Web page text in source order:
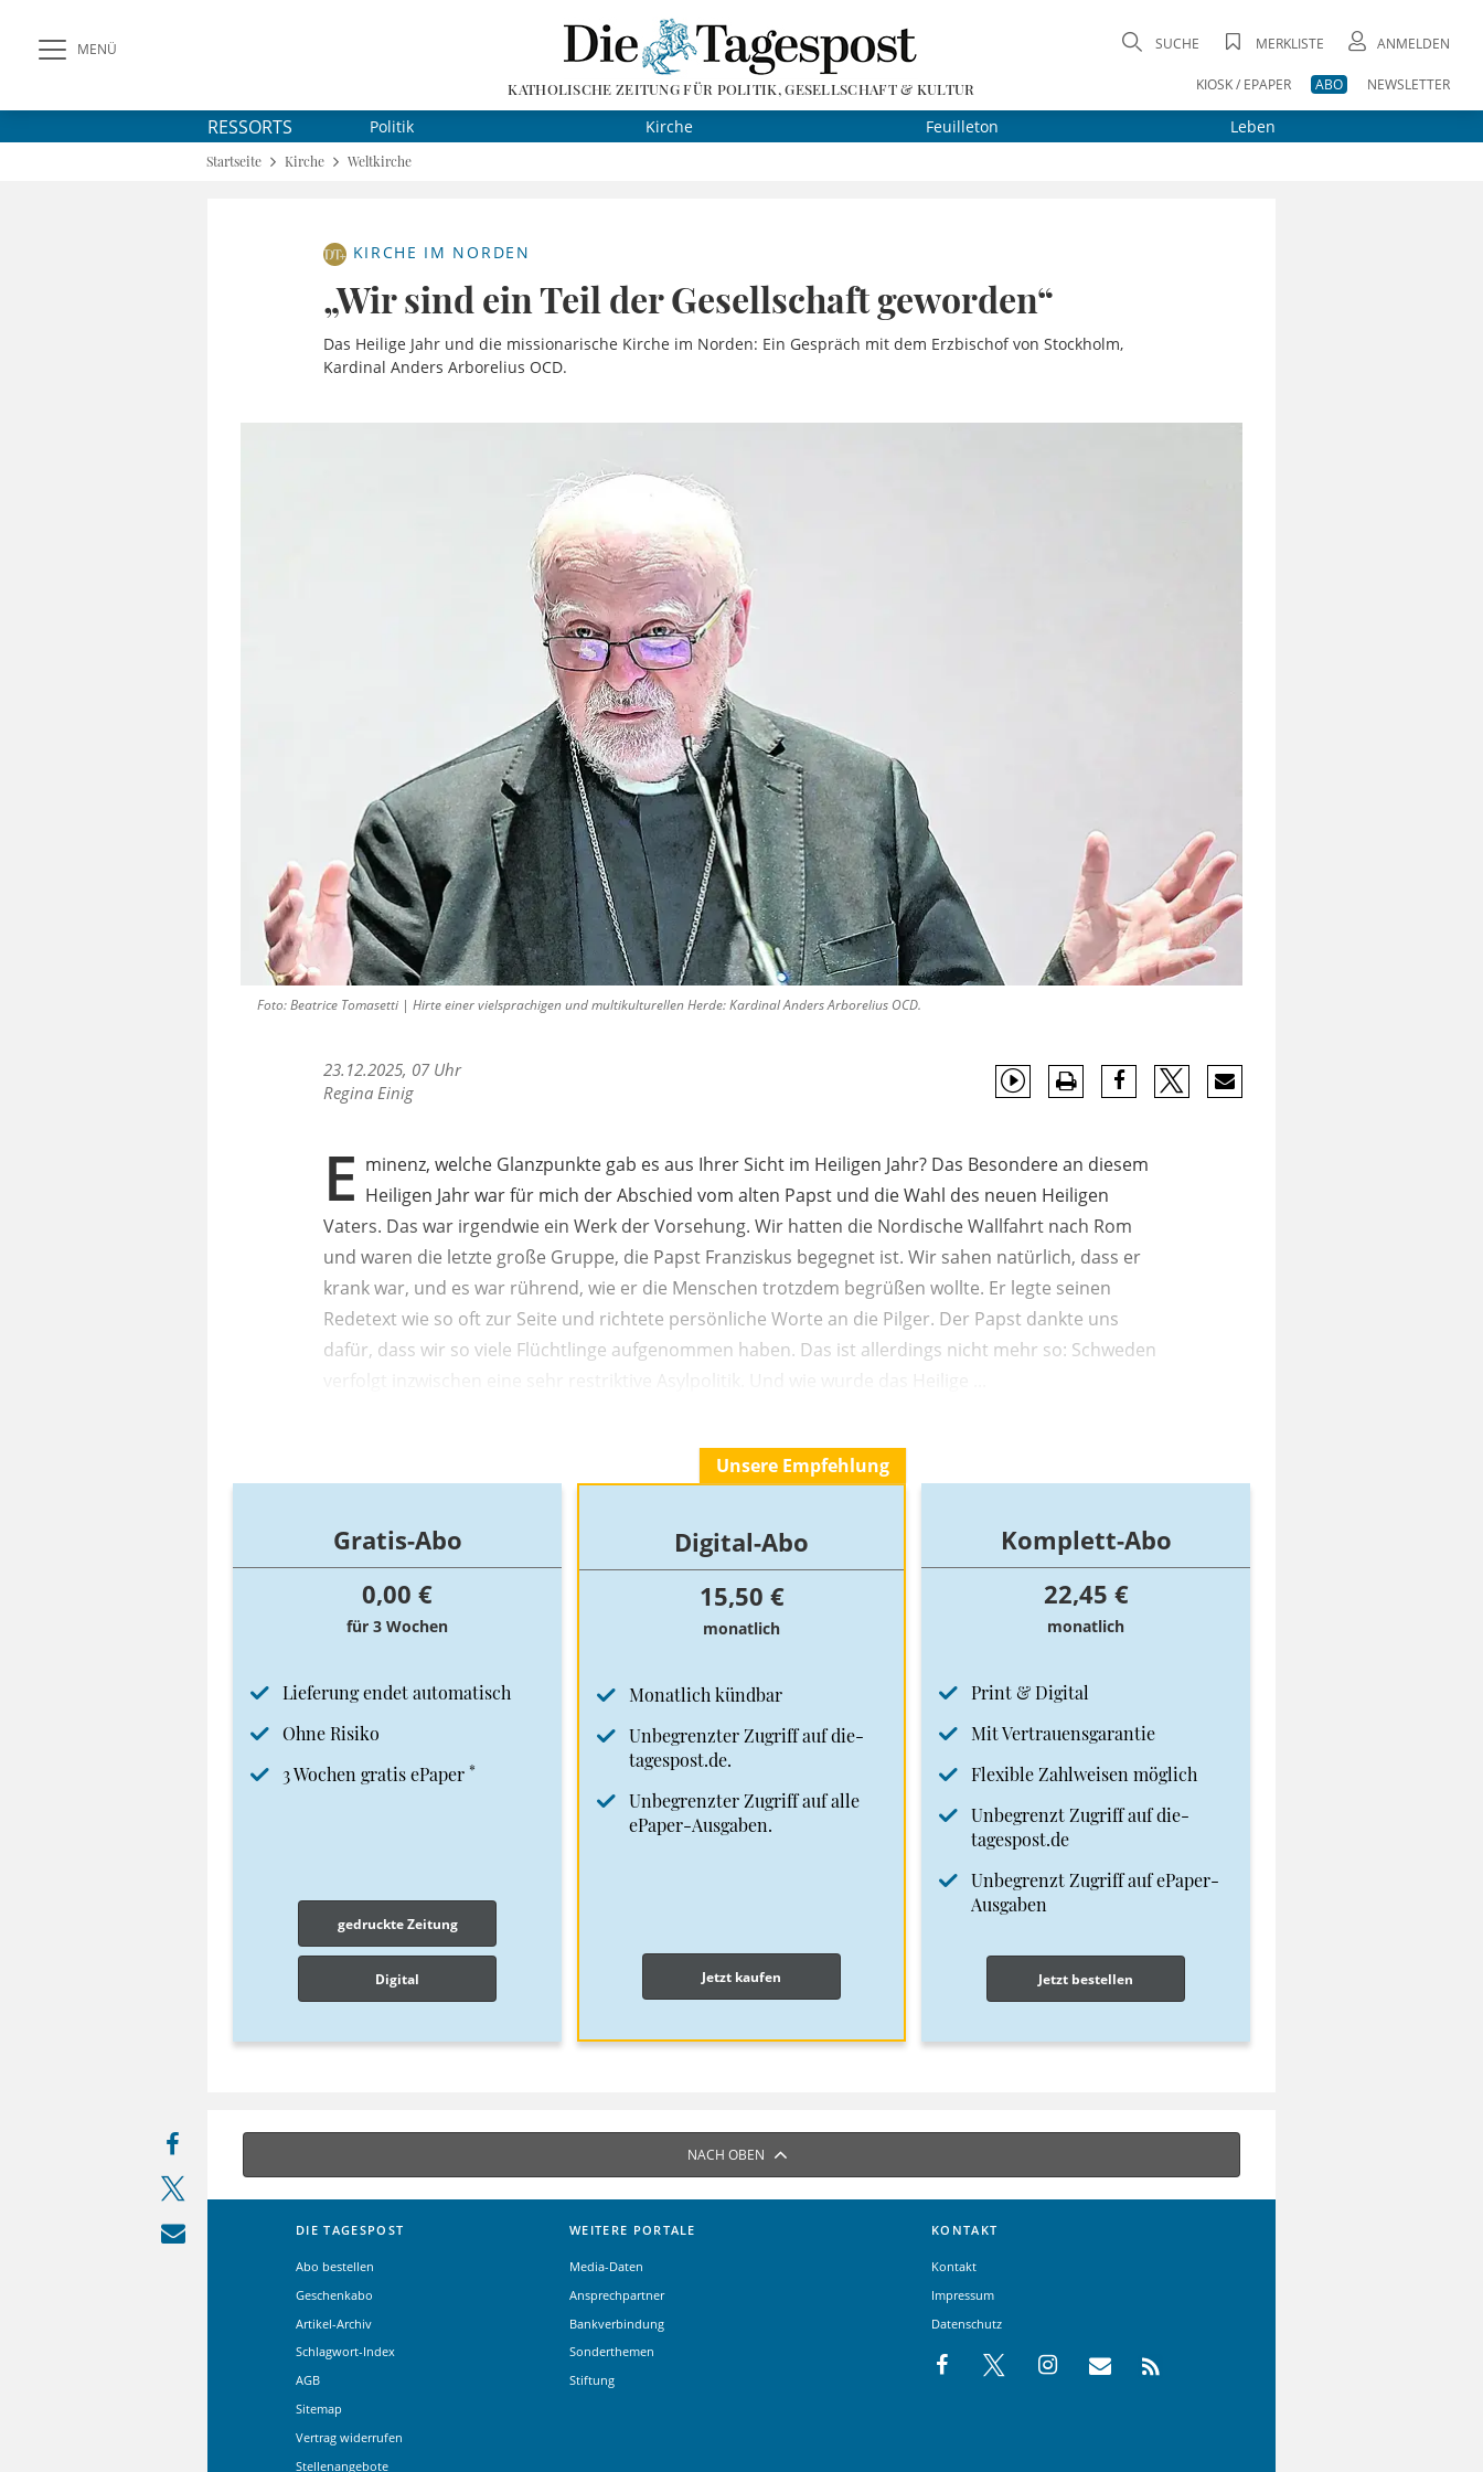
MENÜ
KATHOLISCHE ZEITUNG FÜR POLITIK, GESELLSCHAFT & KULTUR
SUCHE MERKLISTE ANMELDEN
KIOSK / EPAPER ABO NEWSLETTER
RESSORTS Politik Kirche Feuilleton Leben
Startseite Kirche Weltkirche
KIRCHE IM NORDEN
„Wir sind ein Teil der Gesellschaft geworden“
Das Heilige Jahr und die missionarische Kirche im Norden: Ein Gespräch mit dem Erzbischof von Stockholm,
Kardinal Anders Arborelius OCD.
Foto: Beatrice Tomasetti | Hirte einer vielsprachigen und multikulturellen Herde: Kardinal Anders Arborelius OCD.
23.12.2025, 07 Uhr
Regina Einig
E minenz, welche Glanzpunkte gab es aus Ihrer Sicht im Heiligen Jahr? Das Besondere an diesem
Heiligen Jahr war für mich der Abschied vom alten Papst und die Wahl des neuen Heiligen
Vaters. Das war irgendwie ein Werk der Vorsehung. Wir hatten die Nordische Wallfahrt nach Rom
und waren die letzte große Gruppe, die Papst Franziskus begegnet ist. Wir sahen natürlich, dass er
krank war, und es war rührend, wie er die Menschen trotzdem begrüßen wollte. Er legte seinen
Redetext wie so oft zur Seite und richtete persönliche Worte an die Pilger. Der Papst dankte uns
dafür, dass wir so viele Flüchtlinge aufgenommen haben. Das ist allerdings nicht mehr so: Schweden
verfolgt inzwischen eine sehr restriktive Asylpolitik. Und wie wurde das Heilige ...
Gratis-Abo
0,00 €
für 3 Wochen
Lieferung endet automatisch
Ohne Risiko
3 Wochen gratis ePaper *
gedruckte Zeitung
Digital
Unsere Empfehlung
Digital-Abo
15,50 €
monatlich
Monatlich kündbar
Unbegrenzter Zugriff auf die-
tagespost.de.
Unbegrenzter Zugriff auf alle
ePaper-Ausgaben.
Jetzt kaufen
Komplett-Abo
22,45 €
monatlich
Print & Digital
Mit Vertrauensgarantie
Flexible Zahlweisen möglich
Unbegrenzt Zugriff auf die-
tagespost.de
Unbegrenzt Zugriff auf ePaper-
Ausgaben
Jetzt bestellen
NACH OBEN
DIE TAGESPOST
Abo bestellen
Geschenkabo
Artikel-Archiv
Schlagwort-Index
AGB
Sitemap
Vertrag widerrufen
Stellenangebote
WEITERE PORTALE
Media-Daten
Ansprechpartner
Bankverbindung
Sonderthemen
Stiftung
KONTAKT
Kontakt
Impressum
Datenschutz